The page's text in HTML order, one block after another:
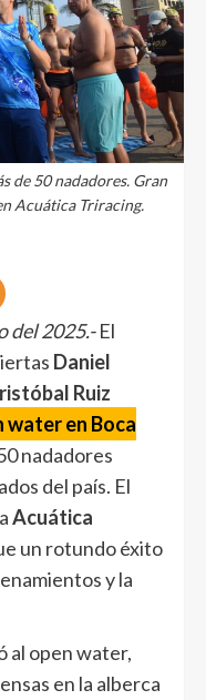
de 50 nadadores. Gran
Acuática Triracing.
del 2025.-El
Daniel
Ruiz
water en Boca
nadadores
del país. El
Acuática
un rotundo éxito
y la
al open water,
en la alberca